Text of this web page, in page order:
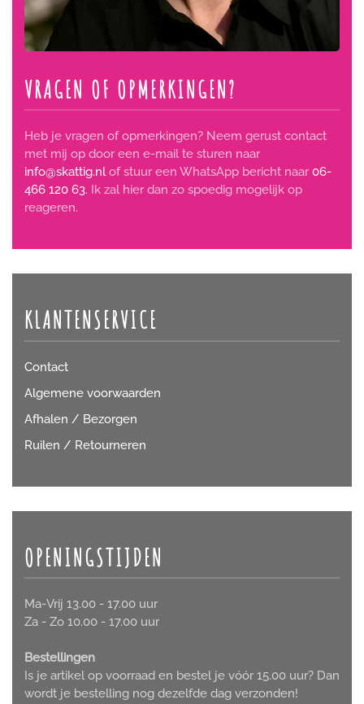
VRAGEN OF OPMERKINGEN?
Heb je vragen of opmerkingen? Neem gerust contact
met mij op door een e-mail te sturen naar
info@skattig.nlof stuur een WhatsApp bericht naar06-
466 120 63. Ik zal hier dan zo spoedig mogelijk op
reageren.
KLANTENSERVICE
Contact
Algemene voorwaarden
Afhalen / Bezorgen
Ruilen / Retourneren
OPENINGSTIJDEN
Ma-Vrij 13.00 - 17.00 uur
Za - Zo 10.00 - 17.00 uur
Bestellingen
Is je artikel op voorraad en bestel je vóór 15.00 uur? Dan
wordt je bestelling nog dezelfde dag verzonden!